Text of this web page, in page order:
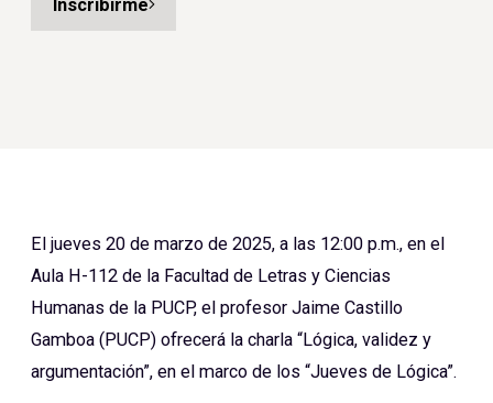
Inscribirme
El jueves 20 de marzo de 2025, a las 12:00 p.m., en el
Aula H-112 de la Facultad de Letras y Ciencias
Humanas de la PUCP, el profesor Jaime Castillo
Gamboa (PUCP) ofrecerá la charla “Lógica, validez y
argumentación”, en el marco de los “Jueves de Lógica”.